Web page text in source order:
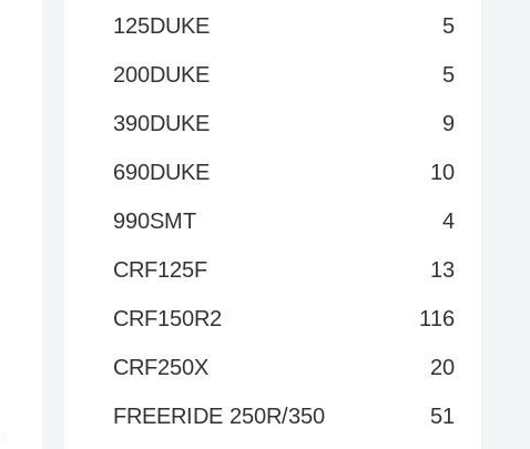
125DUKE
5
200DUKE
5
390DUKE
9
690DUKE
10
990SMT
4
CRF125F
13
CRF150R2
116
CRF250X
20
FREERIDE 250R/350
51